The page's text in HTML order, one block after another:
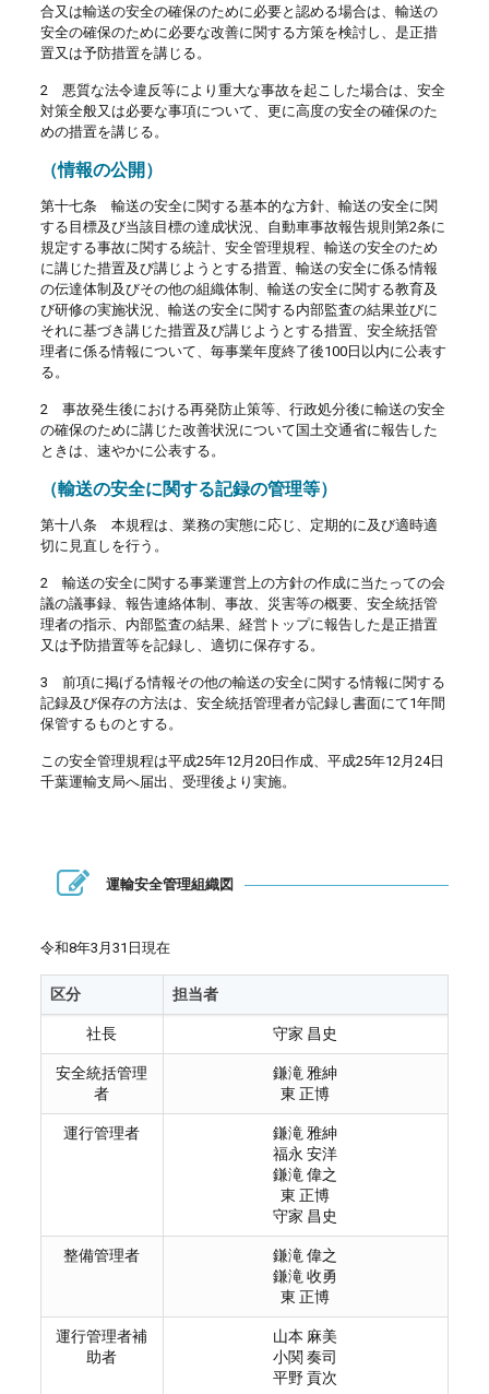
合又は輸送の安全の確保のために必要と認める場合は、輸送の
安全の確保のために必要な改善に関する方策を検討し、是正措
置又は予防措置を講じる。
2 悪質な法令違反等により重大な事故を起こした場合は、安全
対策全般又は必要な事項について、更に高度の安全の確保のた
めの措置を講じる。
（情報の公開）
第十七条 輸送の安全に関する基本的な方針、輸送の安全に関
する目標及び当該目標の達成状況、自動車事故報告規則第2条に
規定する事故に関する統計、安全管理規程、輸送の安全のため
に講じた措置及び講じようとする措置、輸送の安全に係る情報
の伝達体制及びその他の組織体制、輸送の安全に関する教育及
び研修の実施状況、輸送の安全に関する内部監査の結果並びに
それに基づき講じた措置及び講じようとする措置、安全統括管
理者に係る情報について、毎事業年度終了後100日以内に公表す
る。
2 事故発生後における再発防止策等、行政処分後に輸送の安全
の確保のために講じた改善状況について国土交通省に報告した
ときは、速やかに公表する。
（輸送の安全に関する記録の管理等）
第十八条 本規程は、業務の実態に応じ、定期的に及び適時適
切に見直しを行う。
2 輸送の安全に関する事業運営上の方針の作成に当たっての会
議の議事録、報告連絡体制、事故、災害等の概要、安全統括管
理者の指示、内部監査の結果、経営トップに報告した是正措置
又は予防措置等を記録し、適切に保存する。
3 前項に掲げる情報その他の輸送の安全に関する情報に関する
記録及び保存の方法は、安全統括管理者が記録し書面にて1年間
保管するものとする。
この安全管理規程は平成25年12月20日作成、平成25年12月24日
千葉運輸支局へ届出、受理後より実施。
運輸安全管理組織図
令和8年3月31日現在
区分 担当者
社長 守家 昌史
安全統括管理
者
鎌滝 雅紳
東 正博
運行管理者
鎌滝 雅紳
福永 安洋
鎌滝 偉之
東 正博
守家 昌史
整備管理者
鎌滝 偉之
鎌滝 收勇
東 正博
運行管理者補
助者
山本 麻美
小関 奏司
平野 貢次